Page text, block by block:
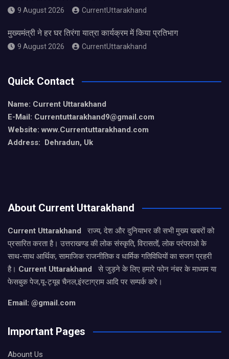
9 August 2026 CurrentUttarakhand
मुख्यमंत्री ने हर घर तिरंगा यात्रा कार्यक्रम में किया प्रतिभाग
9 August 2026 CurrentUttarakhand
Quick Contact
Name: Current Uttarakhand
E-Mail: Currentuttarakhand9@gmail.com
Website: www.Currentuttarakhand.com
Address: Dehradun, Uk
About Current Uttarakhand
Current Uttarakhand
राज्य, देश और दुनियाभर की सभी मुख्य खबरों को
प्रसारित करता है। उत्तराखण्ड की लोक संस्कृति, विरासतों, लोक परंपराओ के
साथ-साथ आर्थिक, सामाजिक राजनीतिक व धार्मिक गतिविधियों का सजग प्रहरी
है। Current Uttarakhand
से जुड़ने के लिए हमारे फोन नंबर के माध्यम या
फेसबुक पेज,यू-ट्यूब चैनल,इंस्टाग्राम आदि पर सम्पर्क करे।
Email: @gmail.com
Important Pages
Abount Us